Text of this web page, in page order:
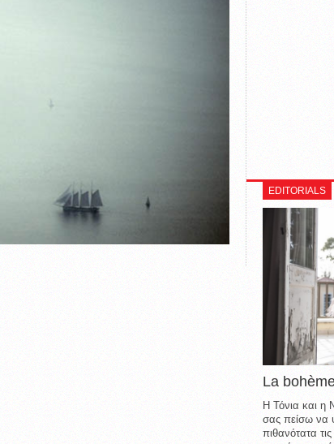
EDITORIALS
La
Η Τόνια και η
σας πείσω να
πιθανότατα